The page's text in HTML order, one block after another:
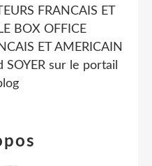
FRANCAIS ET
BOX OFFICE
ET AMERICAIN
SOYER sur le portail